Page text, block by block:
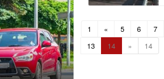
1 « 5 6 7
13
14 » 14